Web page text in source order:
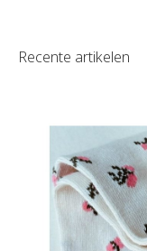
Recente artikelen